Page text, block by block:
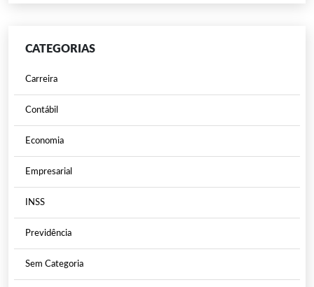
CATEGORIAS
Carreira
Contábil
Economia
Empresarial
INSS
Previdência
Sem Categoria